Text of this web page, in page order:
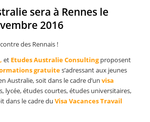
sera à Rennes le
2016
des Rennais !
et Etudes Australie Consultingproposent
gratuites’adressant aux jeunes
Australie, soit dans le cadre d’un visa
lycée, études courtes, études universitaires,
dans le cadre du Visa Vacances Travail